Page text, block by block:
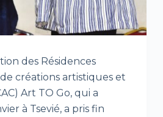
des Résidences
créations artistiques et
Art TO Go, qui a
à Tsevié, a pris fin